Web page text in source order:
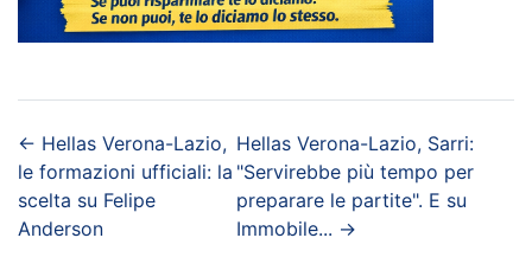
← Hellas Verona-Lazio,
le formazioni ufficiali: la
scelta su Felipe
Anderson
Hellas Verona-Lazio, Sarri:
"Servirebbe più tempo per
preparare le partite". E su
Immobile... →